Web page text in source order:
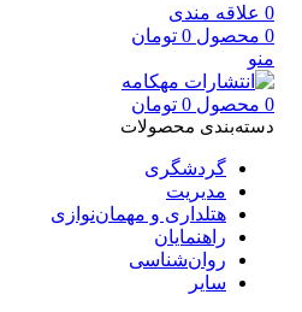
0 علاقه مندی
0 محصول 0 تومان
منو
0 محصول 0 تومان
دسته‌بندی محصولات
گردشگری
مدیریت
هتلداری و مهمان‌نوازی
راهنمایان
روان‌شناسی
سایر